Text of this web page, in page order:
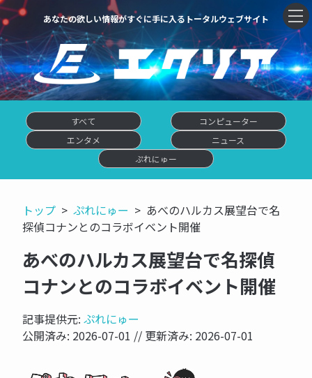
あなたの欲しい情報がすぐに手に入るトータルウェブサイト
すべて
コンピューター
エンタメ
ニュース
ぷれにゅー
トップ ぷれにゅー
あべのハルカス展望台で名
探偵コナンとのコラボイベント開催
あべのハルカス展望台で名探偵
コナンとのコラボイベント開催
記事提供元: ぷれにゅー
公開済み: 2026-07-01 // 更新済み: 2026-07-01